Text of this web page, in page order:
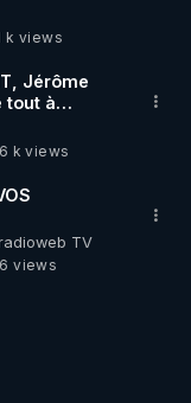
k views
Jérôme
tout à
k views
TV
views